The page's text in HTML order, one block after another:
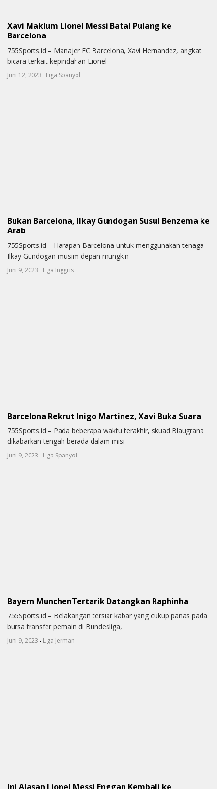
Xavi Maklum Lionel Messi Batal Pulang ke
Barcelona
755Sports.id – Manajer FC Barcelona, Xavi Hernandez, angkat
bicara terkait kepindahan Lionel
Juni 12, 2023 - Liga Spanyol
Bukan Barcelona, Ilkay Gundogan Susul Benzema ke
Arab
755Sports.id – Harapan Barcelona untuk menggunakan tenaga
Ilkay Gundogan musim depan mungkin
Juni 9, 2023 - Liga Inggris
Barcelona Rekrut Inigo Martinez, Xavi Buka Suara
755Sports.id – Pada beberapa waktu terakhir, skuad Blaugrana
dikabarkan tengah berada dalam misi
Juni 9, 2023 - Liga Spanyol
Bayern MunchenTertarik Datangkan Raphinha
755Sports.id – Belakangan tersiar kabar yang cukup panas pada
bursa transfer pemain di Bundesliga,
Juni 9, 2023 - Liga Jerman
Ini Alasan Lionel Messi Enggan Kembali ke